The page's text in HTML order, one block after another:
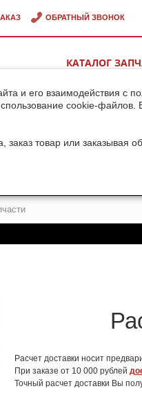
и его взаимодействия с
cookie-файлов.
товар или заказывая
ОБРАТНЫЙ ЗВОНОК
КАТАЛОГ
Расчет доставки носит
При заказе от 10 000 рублей
Точный расчет доставки Вы